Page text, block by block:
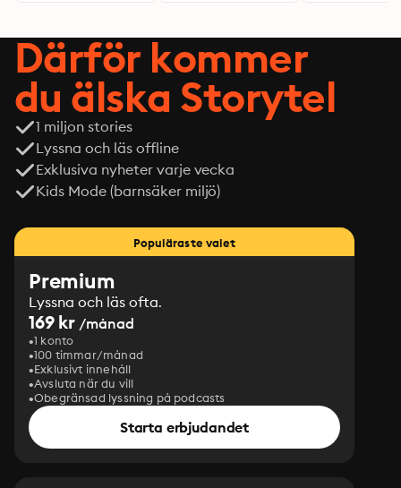
Därför kommer
du älska Storytel
1 miljon stories
Lyssna och läs offline
Exklusiva nyheter varje vecka
Kids Mode (barnsäker miljö)
Populäraste valet
Premium
Lyssna och läs ofta.
169 kr /månad
1 konto
100 timmar/månad
Exklusivt innehåll
Avsluta när du vill
Obegränsad lyssning på podcasts
Starta erbjudandet